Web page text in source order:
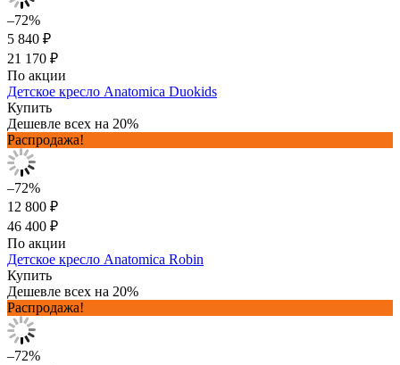
–72%
5 840 ₽
21 170 ₽
По акции
Детское кресло Anatomica Duokids
Купить
Дешевле всех на 20%
Распродажа!
–72%
12 800 ₽
46 400 ₽
По акции
Детское кресло Anatomica Robin
Купить
Дешевле всех на 20%
Распродажа!
–72%